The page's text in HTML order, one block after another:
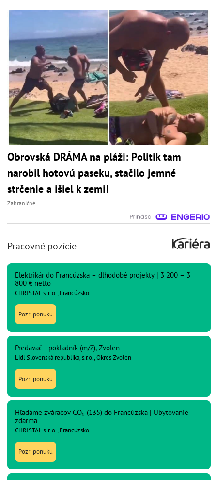
Obrovská DRÁMA na pláži: Politik tam
narobil hotovú paseku, stačilo jemné
strčenie a išiel k zemi!
Zahraničné
Pracovné pozície
Elektrikár do Francúzska – dlhodobé projekty | 3 200 – 3
800 € netto
CHRISTAL s. r. o., Francúzsko
Pozri ponuku
Predavač - pokladník (m/ž), Zvolen
Lidl Slovenská republika, s.r.o., Okres Zvolen
Pozri ponuku
Hľadáme zváračov CO₂ (135) do Francúzska | Ubytovanie
zdarma
CHRISTAL s. r. o., Francúzsko
Pozri ponuku